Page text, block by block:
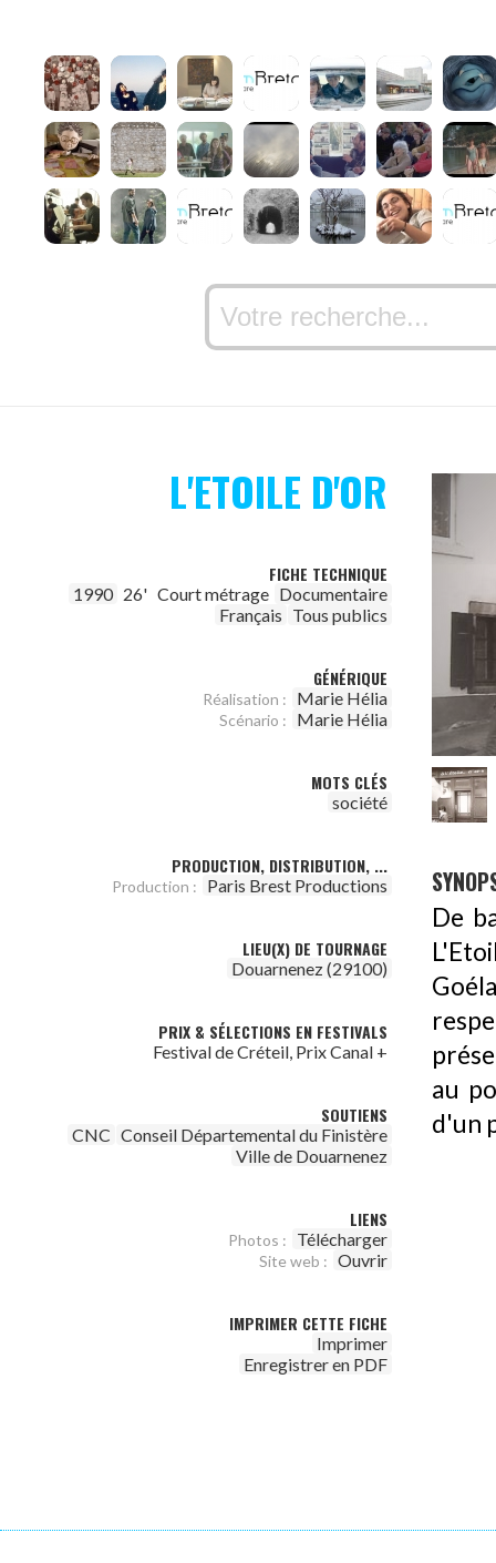
L'ETOILE D'OR
FICHE TECHNIQUE
1990 26' Court métrage Documentaire
Français Tous publics
GÉNÉRIQUE
Réalisation : Marie Hélia
Scénario : Marie Hélia
MOTS CLÉS
société
PRODUCTION, DISTRIBUTION, ...
Production : Paris Brest Productions
LIEU(X) DE TOURNAGE
Douarnenez (29100)
PRIX & SÉLECTIONS EN FESTIVALS
Festival de Créteil, Prix Canal +
SOUTIENS
CNC Conseil Départemental du Finistère
Ville de Douarnenez
LIENS
Photos : Télécharger
Site web : Ouvrir
IMPRIMER CETTE FICHE
Imprimer
Enregistrer en PDF
De
au
d'un